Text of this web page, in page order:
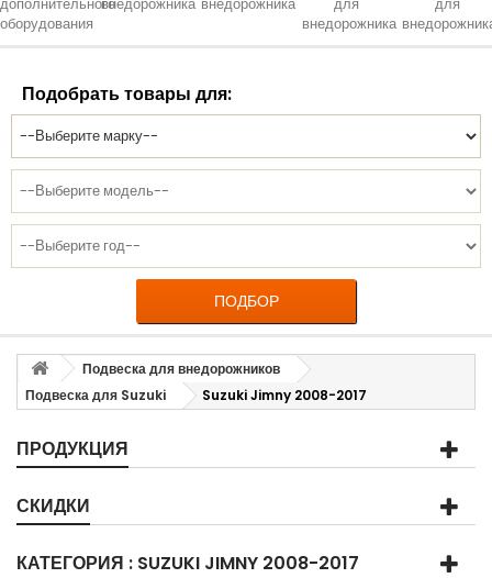
Подобрать товары для:
ПОДБОР
Подвеска для внедорожников
Подвеска для Suzuki
Suzuki Jimny 2008-2017
ПРОДУКЦИЯ
СКИДКИ
КАТЕГОРИЯ : SUZUKI JIMNY 2008-2017